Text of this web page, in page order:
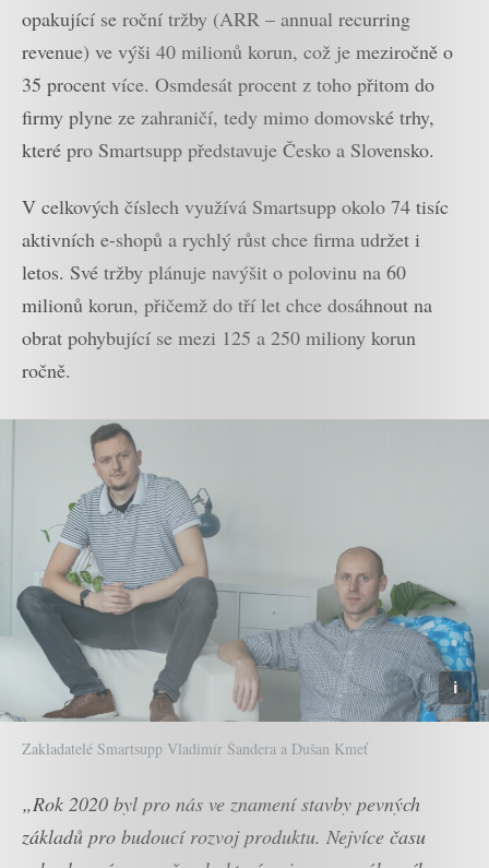
opakující se roční tržby (ARR – annual recurring
revenue) ve výši 40 milionů korun, což je meziročně o
35 procent více. Osmdesát procent z toho přitom do
firmy plyne ze zahraničí, tedy mimo domovské trhy,
které pro Smartsupp představuje Česko a Slovensko.
V celkových číslech využívá Smartsupp okolo 74 tisíc
aktivních e-shopů a rychlý růst chce firma udržet i
letos. Své tržby plánuje navýšit o polovinu na 60
milionů korun, přičemž do tří let chce dosáhnout na
obrat pohybující se mezi 125 a 250 miliony korun
ročně.
Zakladatelé Smartsupp Vladimír Šandera a Dušan Kmeť
„Rok 2020 byl pro nás ve znamení stavby pevných
základů pro budoucí rozvoj produktu. Nejvíce času